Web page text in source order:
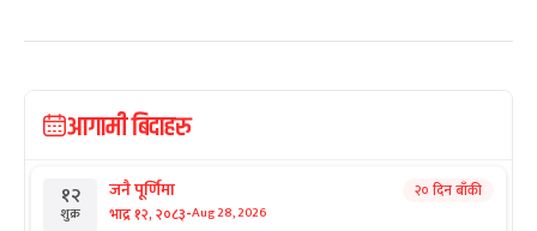
आगामी बिदाहरु
१२
शुक्र
जनै पूर्णिमा
भाद्र १२, २०८३-Aug 28, 2026
२० दिन बाँकी